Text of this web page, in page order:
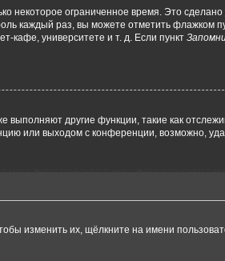
некоторое ограниченное время. Это сделано
каждый раз, вы можете отметить флажком
кафе, университете и т. д. Если пункт
другие функции, такие как
или выходом с конференции, возможно,
изменить их, щёлкните на имени